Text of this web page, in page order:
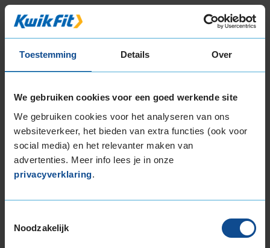
Toestemming Details Over
We gebruiken cookies voor een goed werkende site
We gebruiken cookies voor het analyseren van ons
websiteverkeer, het bieden van extra functies (ook voor
social media) en het relevanter maken van
advertenties. Meer info lees je in onze
privacyverklaring.
Noodzakelijk
of
3
17-inch banden
205/45R17 88V EXTRALOAD
205/50R17 93H EXTRALOAD
205/50R17 93V EXTRALOAD
205/55R17 95V EXTRALOAD
205/60R17 93H
215/50R17 95V EXTRALOAD